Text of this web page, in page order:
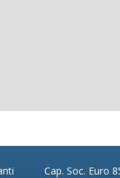
Cap. Soc. Euro